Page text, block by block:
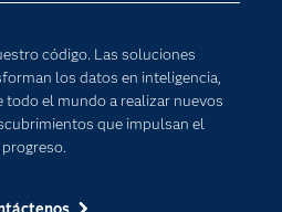
código. Las soluciones
los datos en inteligencia,
todo el mundo a realizar nuevos
que impulsan el
progreso.
Eventos
digital